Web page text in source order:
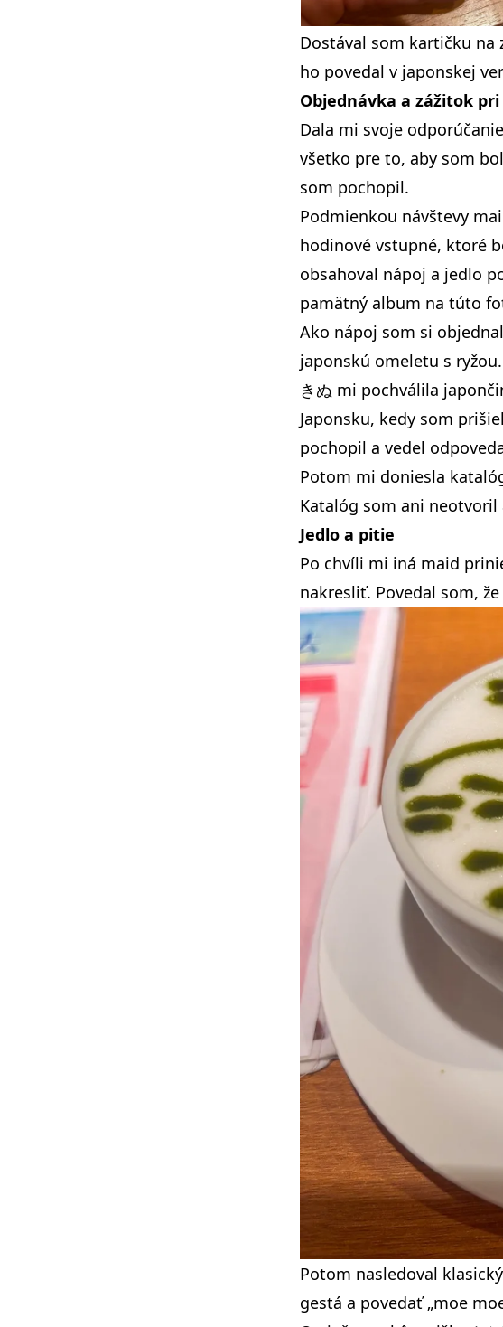
Dostával som kartičku na
ho povedal v japonskej
Objednávka a zážitok
Dala mi svoje
všetko pre to, aby som
som pochopil.
Podmienkou návštevy
hodinové vstupné, ktoré
obsahoval nápoj a jedlo
pamätný album na túto
Ako nápoj som si
japonskú omeletu s ryžou.
きぬ mi pochválila
Japonsku, kedy som
pochopil a vedel
Potom mi doniesla
Katalóg som ani neotvoril
Jedlo a pitie
Po chvíli mi iná maid
nakresliť. Povedal som,
Potom nasledoval
gestá a povedať „moe